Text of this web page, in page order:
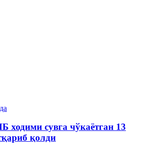
ходими сувга чўкаётган 13
қолди